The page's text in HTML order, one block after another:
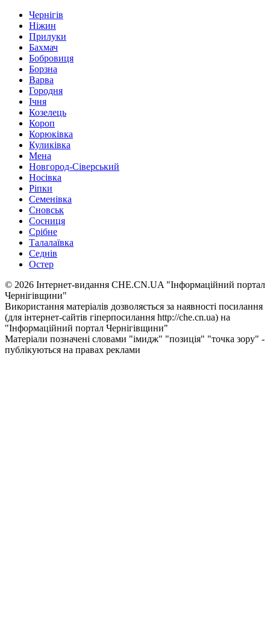
Чернігів
Ніжин
Прилуки
Бахмач
Бобровиця
Борзна
Варва
Городня
Ічня
Козелець
Короп
Корюківка
Куликівка
Мена
Новгород-Сіверський
Носівка
Ріпки
Семенівка
Сновськ
Сосниця
Срібне
Талалаївка
Седнів
Остер
© 2026 Інтернет-видання CHE.CN.UA "Інформаційний портал
Чернiгiвщини"
Використання матеріалів дозволяється за наявності посилання
(для інтернет-сайтів гіперпосилання http://che.cn.ua) на
"Інформаційний портал Чернiгiвщини"
Матеріали позначені словами "імидж" "позиція" "точка зору" -
публікуються на правах реклами